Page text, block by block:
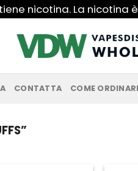
nicotina. La
CONTATTA COME